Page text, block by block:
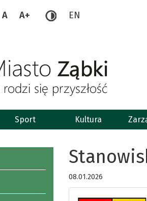
A A+ EN
Sport Kultura
08.01.2026